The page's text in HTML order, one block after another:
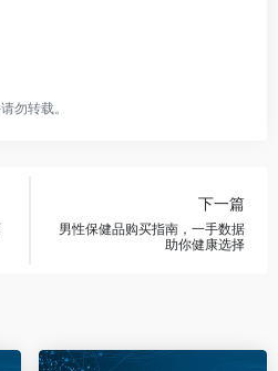
勿转载。
下一篇
男性保健品购买指南，一手数据
助你健康选择